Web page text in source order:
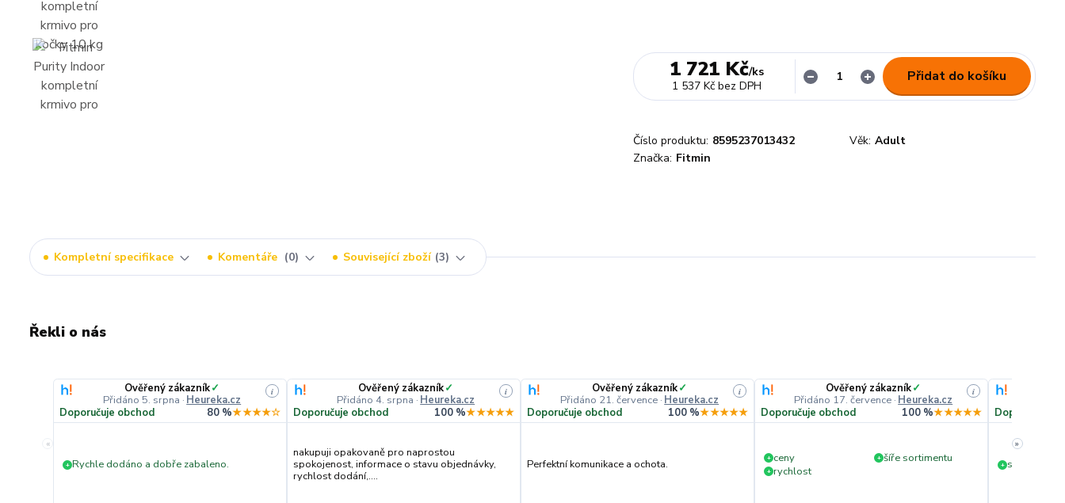
1 721 Kč/ks
1 537 Kč bez DPH
Přidat do košíku
Číslo produktu: 8595237013432 Věk: Adult
Značka: Fitmin
Kompletní specifikace Komentáře 0 Související zboží 3
Řekli o nás
«
Ověřený zákazník✓
Přidáno 5. srpna · Heureka.cz
i
Doporučuje obchod 80 %★★★★☆
+ Rychle dodáno a dobře zabaleno.
Ověřený zákazník✓
Přidáno 4. srpna · Heureka.cz
i
Doporučuje obchod 100 %★★★★★
nakupuji opakovaně pro naprostou
spokojenost, informace o stavu objednávky,
rychlost dodání,....
Ověřený zákazník✓
Přidáno 21. července · Heureka.cz
i
Doporučuje obchod 100 %★★★★★
Perfektní komunikace a ochota.
Ověřený zákazník✓
Přidáno 17. července · Heureka.cz
i
Doporučuje obchod 100 %★★★★★
+ ceny + šíře sortimentu
+ rychlost
Doporučuje
+ slušná
»